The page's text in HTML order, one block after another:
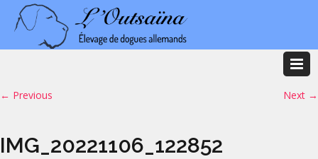
Image navigation
← Previous Next →
IMG_20221106_122852